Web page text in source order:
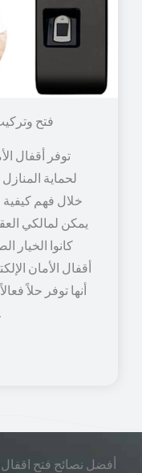
توفر أقفال
لحماية
خلال فهم كيفية
يمكن لمالكي
كانوا الخيار
أقفال الأمان
أنها توفر حلاً
والراحة والوصول القابل للتخصيص.
أفضل نصائح فتح